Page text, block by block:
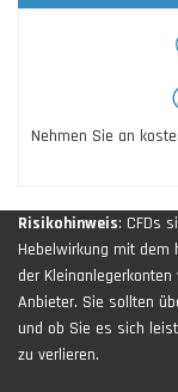
Nehmen Sie an
Risikohinweis: CFDs
Hebelwirkung mit dem
der
Anbieter. Sie sollten
und ob Sie es sich
zu verlieren.